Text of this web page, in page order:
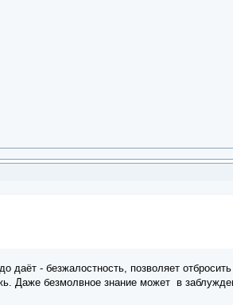
даёт - безжалостность, позволяет
Даже безмолвное знание может в